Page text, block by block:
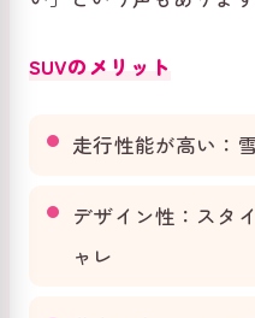
SUVのメリット
走行性能が高い：
デザイン性：スタ
ャレ